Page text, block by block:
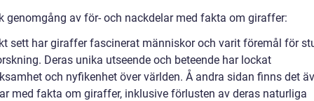
genomgång av för- och nackdelar med fakta om giraffer:
sett har giraffer fascinerat människor och varit föremål för
Deras unika utseende och beteende har lockat
och nyfikenhet över världen. Å andra sidan finns det
med fakta om giraffer, inklusive förlusten av deras naturliga